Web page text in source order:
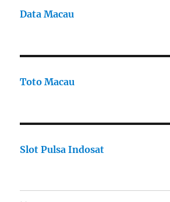
Data Macau
Toto Macau
Slot Pulsa Indosat